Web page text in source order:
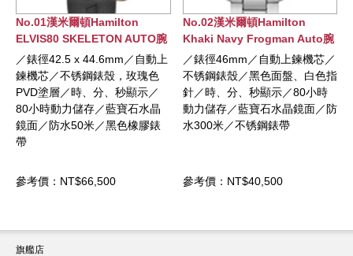
頓Hamilton
AUTO腕
44.6mm／自動上
鋼錶殼，玫瑰色
、分、秒顯示／
存／藍寶石水晶
米／黑色橡膠錶
No.02漢米爾頓Hamilton
Khaki Navy Frogman Auto腕
錶
／錶徑46mm／自動上鍊機芯／
不锈鋼錶殼／黑色面盤、白色指
針／時、分、秒顯示／80小時
動力儲存／藍寶石水晶鏡面／防
水300米／不锈鋼錶帶
參考價：NT$40,500
No.03漢米爾
Khaki Navy
錶
／錶徑43mm
不锈鋼錶殼／
針／時、分、
動力儲存／藍
水300米／不锈
參考價：
旗艦店